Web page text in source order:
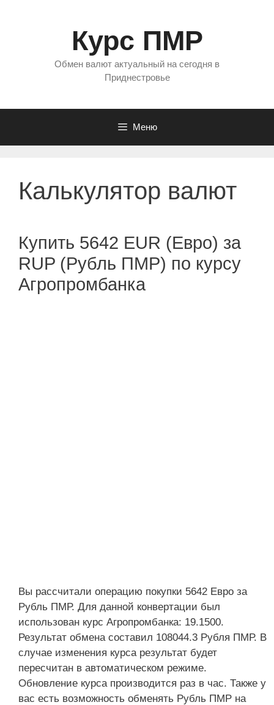
Курс ПМР
Обмен валют актуальный на сегодня в
Приднестровье
Меню
Калькулятор валют
Купить 5642 EUR (Евро) за
RUP (Рубль ПМР) по курсу
Агропромбанка
Вы рассчитали операцию покупки 5642 Евро за
Рубль ПМР. Для данной конвертации был
использован курс Агропромбанка: 19.1500.
Результат обмена составил 108044.3 Рубля ПМР. В
случае изменения курса результат будет
пересчитан в автоматическом режиме.
Обновление курса производится раз в час. Также у
вас есть возможность обменять Рубль ПМР на